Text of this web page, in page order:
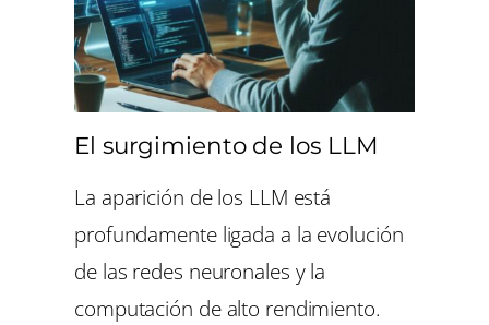
El surgimiento de los LLM
La aparición de los LLM está
profundamente ligada a la evolución
de las redes neuronales y la
computación de alto rendimiento.